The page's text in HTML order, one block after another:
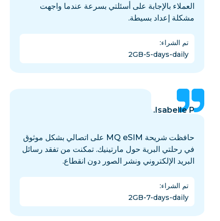
العملاء بالإجابة على أسئلتي بسرعة عندما واجهت
مشكلة إعداد بسيطة.
تم الشراء:
2GB-5-days-daily
Isabelle P.
حافظت شريحة MQ eSIM على اتصالي بشكل موثوق
في رحلتي البرية حول مارتينيك. تمكنت من تفقد رسائل
البريد الإلكتروني ونشر الصور دون انقطاع.
تم الشراء:
2GB-7-days-daily